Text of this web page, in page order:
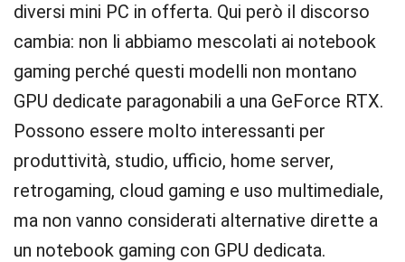
diversi mini PC in offerta. Qui però il discorso
cambia: non li abbiamo mescolati ai notebook
gaming perché questi modelli non montano
GPU dedicate paragonabili a una GeForce RTX.
Possono essere molto interessanti per
produttività, studio, ufficio, home server,
retrogaming, cloud gaming e uso multimediale,
ma non vanno considerati alternative dirette a
un notebook gaming con GPU dedicata.